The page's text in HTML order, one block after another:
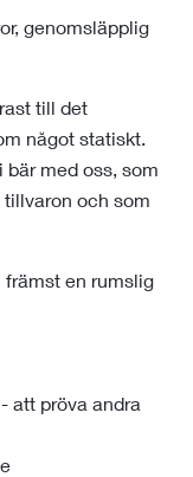
genomsläpplig
till det
något statiskt.
bär med oss, som
och som
en rumslig
att pröva andra